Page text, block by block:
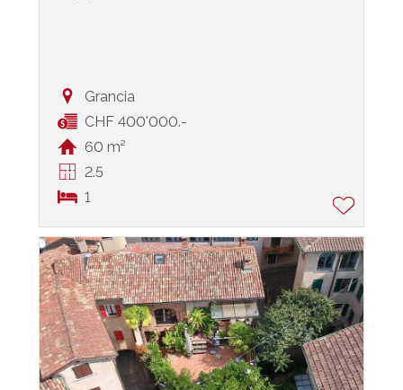
Grancia
CHF 400'000.-
60 m²
2.5
1